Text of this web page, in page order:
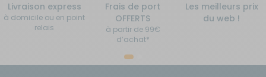
Livraison express
à domicile ou en point
relais
Frais de port
OFFERTS
à partir de 99€
d’achat*
Les meilleurs prix
du web !